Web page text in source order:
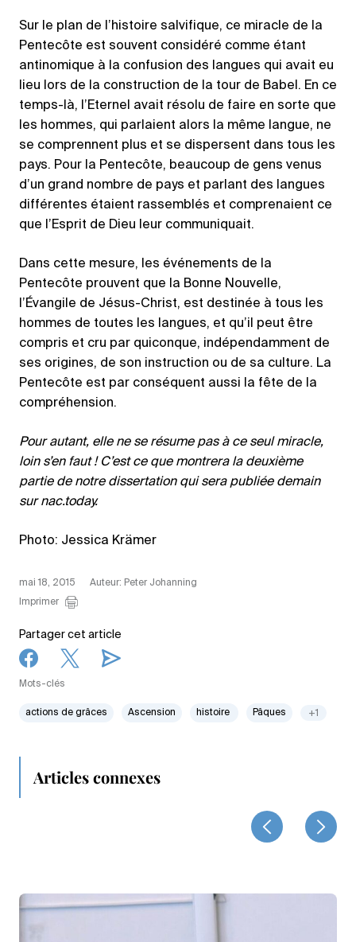
Sur le plan de l’histoire salvifique, ce miracle de la
Pentecôte est souvent considéré comme étant
antinomique à la confusion des langues qui avait eu
lieu lors de la construction de la tour de Babel. En ce
temps-là, l’Eternel avait résolu de faire en sorte que
les hommes, qui parlaient alors la même langue, ne
se comprennent plus et se dispersent dans tous les
pays. Pour la Pentecôte, beaucoup de gens venus
d’un grand nombre de pays et parlant des langues
différentes étaient rassemblés et comprenaient ce
que l’Esprit de Dieu leur communiquait.
Dans cette mesure, les événements de la
Pentecôte prouvent que la Bonne Nouvelle,
l’Évangile de Jésus-Christ, est destinée à tous les
hommes de toutes les langues, et qu’il peut être
compris et cru par quiconque, indépendamment de
ses origines, de son instruction ou de sa culture. La
Pentecôte est par conséquent aussi la fête de la
compréhension.
Pour autant, elle ne se résume pas à ce seul miracle,
loin s’en faut ! C’est ce que montrera la deuxième
partie de notre dissertation qui sera publiée demain
sur nac.today.
Photo: Jessica Krämer
mai 18, 2015
Auteur: Peter Johanning
Imprimer
Partager cet article
Mots-clés
actions de grâces Ascension histoire Pâques +1
Articles connexes